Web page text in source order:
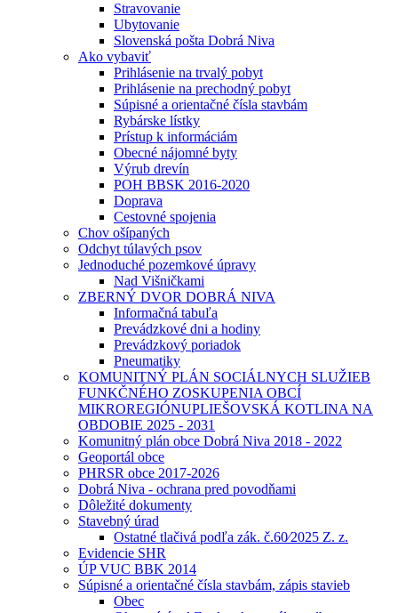
Stravovanie
Ubytovanie
Slovenská pošta Dobrá Niva
Ako vybaviť
Prihlásenie na trvalý pobyt
Prihlásenie na prechodný pobyt
Súpisné a orientačné čísla stavbám
Rybárske lístky
Prístup k informáciám
Obecné nájomné byty
Výrub drevín
POH BBSK 2016-2020
Doprava
Cestovné spojenia
Chov ošípaných
Odchyt túlavých psov
Jednoduché pozemkové úpravy
Nad Višničkami
ZBERNÝ DVOR DOBRÁ NIVA
Informačná tabuľa
Prevádzkové dni a hodiny
Prevádzkový poriadok
Pneumatiky
KOMUNITNÝ PLÁN SOCIÁLNYCH SLUŽIEB
FUNKČNÉHO ZOSKUPENIA OBCÍ
MIKROREGIÓNUPLIEŠOVSKÁ KOTLINA NA
OBDOBIE 2025 - 2031
Komunitný plán obce Dobrá Niva 2018 - 2022
Geoportál obce
PHRSR obce 2017-2026
Dobrá Niva - ochrana pred povodňami
Dôležité dokumenty
Stavebný úrad
Ostatné tlačivá podľa zák. č.60⁄2025 Z. z.
Evidencie SHR
ÚP VUC BBK 2014
Súpisné a orientačné čísla stavbám, zápis stavieb
Obec